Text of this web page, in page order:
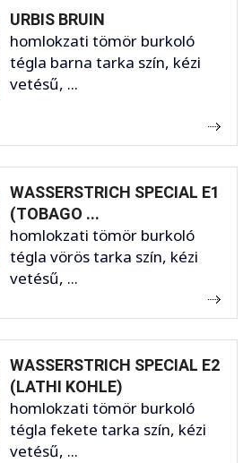
URBIS BRUIN
homlokzati tömör burkoló
tégla barna tarka szín, kézi
vetésű, ...
WASSERSTRICH SPECIAL E1
(TOBAGO ...
homlokzati tömör burkoló
tégla vörös tarka szín, kézi
vetésű, ...
WASSERSTRICH SPECIAL E2
(LATHI KOHLE)
homlokzati tömör burkoló
tégla fekete tarka szín, kézi
vetésű, ...